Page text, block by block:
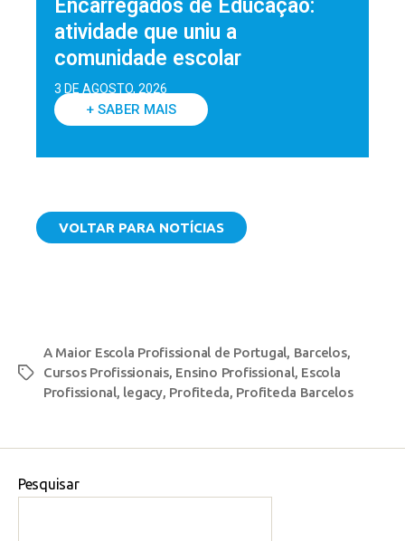
Encarregados de Educação:
atividade que uniu a
comunidade escolar
3 DE AGOSTO, 2026
+ SABER MAIS
VOLTAR PARA NOTÍCIAS
A Maior Escola Profissional de Portugal, Barcelos,
Cursos Profissionais, Ensino Profissional, Escola
Profissional, legacy, Profitecla, Profitecla Barcelos
Pesquisar